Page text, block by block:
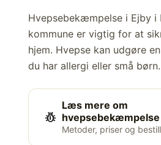
Hvepsebekæmpelse i Ejby i
kommune er vigtig for at
hjem. Hvepse kan udgøre
du har allergi eller små børn.
pest_control
Læs mere om
hvepsebekæmpelse
Metoder, priser og